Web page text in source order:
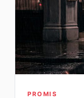
PROMIS